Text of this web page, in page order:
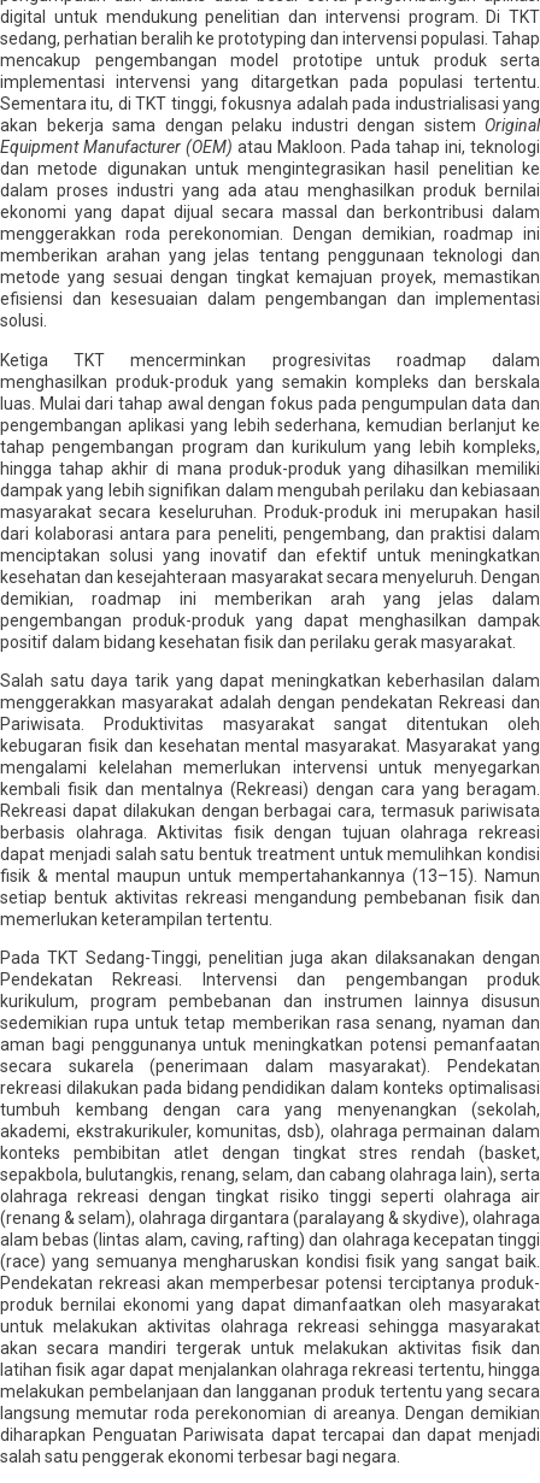
digital untuk mendukung penelitian dan intervensi program. Di TKT
sedang, perhatian beralih ke prototyping dan intervensi populasi. Tahap
mencakup pengembangan model prototipe untuk produk serta
implementasi intervensi yang ditargetkan pada populasi tertentu.
Sementara itu, di TKT tinggi, fokusnya adalah pada industrialisasi yang
akan bekerja sama dengan pelaku industri dengan sistem Original
Equipment Manufacturer (OEM) atau Makloon. Pada tahap ini, teknologi
dan metode digunakan untuk mengintegrasikan hasil penelitian ke
dalam proses industri yang ada atau menghasilkan produk bernilai
ekonomi yang dapat dijual secara massal dan berkontribusi dalam
menggerakkan roda perekonomian. Dengan demikian, roadmap ini
memberikan arahan yang jelas tentang penggunaan teknologi dan
metode yang sesuai dengan tingkat kemajuan proyek, memastikan
efisiensi dan kesesuaian dalam pengembangan dan implementasi
solusi.
Ketiga TKT mencerminkan progresivitas roadmap dalam
menghasilkan produk-produk yang semakin kompleks dan berskala
luas. Mulai dari tahap awal dengan fokus pada pengumpulan data dan
pengembangan aplikasi yang lebih sederhana, kemudian berlanjut ke
tahap pengembangan program dan kurikulum yang lebih kompleks,
hingga tahap akhir di mana produk-produk yang dihasilkan memiliki
dampak yang lebih signifikan dalam mengubah perilaku dan kebiasaan
masyarakat secara keseluruhan. Produk-produk ini merupakan hasil
dari kolaborasi antara para peneliti, pengembang, dan praktisi dalam
menciptakan solusi yang inovatif dan efektif untuk meningkatkan
kesehatan dan kesejahteraan masyarakat secara menyeluruh. Dengan
demikian, roadmap ini memberikan arah yang jelas dalam
pengembangan produk-produk yang dapat menghasilkan dampak
positif dalam bidang kesehatan fisik dan perilaku gerak masyarakat.
Salah satu daya tarik yang dapat meningkatkan keberhasilan dalam
menggerakkan masyarakat adalah dengan pendekatan Rekreasi dan
Pariwisata. Produktivitas masyarakat sangat ditentukan oleh
kebugaran fisik dan kesehatan mental masyarakat. Masyarakat yang
mengalami kelelahan memerlukan intervensi untuk menyegarkan
kembali fisik dan mentalnya (Rekreasi) dengan cara yang beragam.
Rekreasi dapat dilakukan dengan berbagai cara, termasuk pariwisata
berbasis olahraga. Aktivitas fisik dengan tujuan olahraga rekreasi
dapat menjadi salah satu bentuk treatment untuk memulihkan kondisi
fisik & mental maupun untuk mempertahankannya (13–15). Namun
setiap bentuk aktivitas rekreasi mengandung pembebanan fisik dan
memerlukan keterampilan tertentu.
Pada TKT Sedang-Tinggi, penelitian juga akan dilaksanakan dengan
Pendekatan Rekreasi. Intervensi dan pengembangan produk
kurikulum, program pembebanan dan instrumen lainnya disusun
sedemikian rupa untuk tetap memberikan rasa senang, nyaman dan
aman bagi penggunanya untuk meningkatkan potensi pemanfaatan
secara sukarela (penerimaan dalam masyarakat). Pendekatan
rekreasi dilakukan pada bidang pendidikan dalam konteks optimalisasi
tumbuh kembang dengan cara yang menyenangkan (sekolah,
akademi, ekstrakurikuler, komunitas, dsb), olahraga permainan dalam
konteks pembibitan atlet dengan tingkat stres rendah (basket,
sepakbola, bulutangkis, renang, selam, dan cabang olahraga lain), serta
olahraga rekreasi dengan tingkat risiko tinggi seperti olahraga air
(renang & selam), olahraga dirgantara (paralayang & skydive), olahraga
alam bebas (lintas alam, caving, rafting) dan olahraga kecepatan tinggi
(race) yang semuanya mengharuskan kondisi fisik yang sangat baik.
Pendekatan rekreasi akan memperbesar potensi terciptanya produk-
produk bernilai ekonomi yang dapat dimanfaatkan oleh masyarakat
untuk melakukan aktivitas olahraga rekreasi sehingga masyarakat
akan secara mandiri tergerak untuk melakukan aktivitas fisik dan
latihan fisik agar dapat menjalankan olahraga rekreasi tertentu, hingga
melakukan pembelanjaan dan langganan produk tertentu yang secara
langsung memutar roda perekonomian di areanya. Dengan demikian
diharapkan Penguatan Pariwisata dapat tercapai dan dapat menjadi
salah satu penggerak ekonomi terbesar bagi negara.